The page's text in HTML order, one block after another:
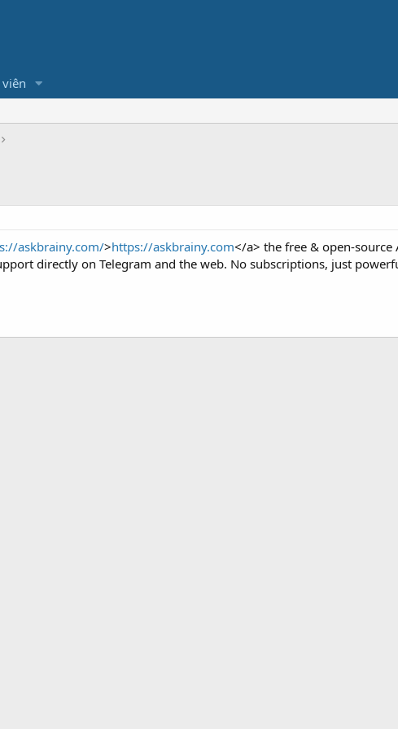
askbrainy.com/>https://askbrainy.com</a> the free & open-source
directly on Telegram and the web. No subscriptions, just